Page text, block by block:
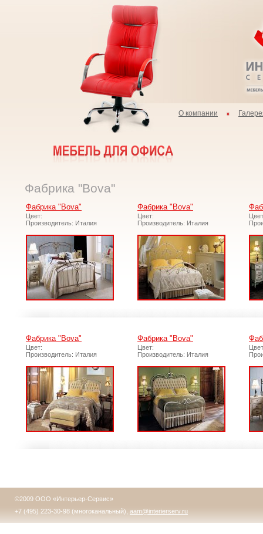
О компании
Фабрика "Bova"
Фабрика "Bova"
Цвет:
Производитель: Италия
Фабрика "Bova"
Цвет:
Производитель: Италия
Фабрика "Bova"
Цвет:
Производитель: Италия
Фабрика "Bova"
Цвет:
Производитель: Италия
©2009 ООО «Интерьер-Сервис»
+7 (495) 223-30-98 (многоканальный), aam@interierserv.ru